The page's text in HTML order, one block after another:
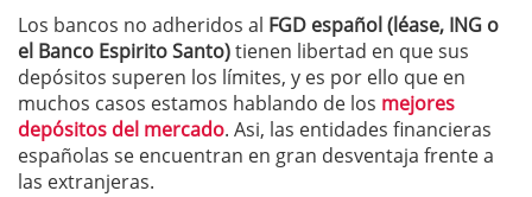
Los bancos no adheridos al FGD español (léase, ING o
el Banco Espirito Santo)tienen libertad en que sus
depósitos superen los límites, y es por ello que en
muchos casos estamos hablando de los mejores
depósitos del mercado. Asi, las entidades financieras
españolas se encuentran en gran desventaja frente a
las extranjeras.